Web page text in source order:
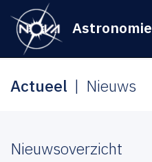
Astronomie
Actueel Nieuws
Nieuwsoverzicht